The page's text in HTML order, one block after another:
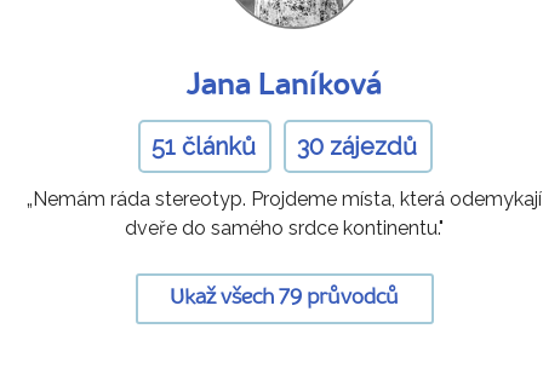
Jana Laníková
51 článků 30 zájezdů
„Nemám ráda stereotyp. Projdeme místa, která odemykají
dveře do samého srdce kontinentu."
Ukaž všech 79 průvodců